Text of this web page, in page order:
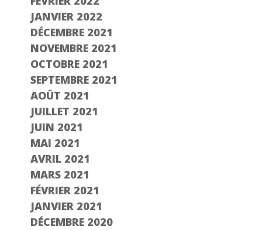
JANVIER 2022
DÉCEMBRE 2021
NOVEMBRE 2021
OCTOBRE 2021
SEPTEMBRE 2021
AOÛT 2021
JUILLET 2021
JUIN 2021
MAI 2021
AVRIL 2021
MARS 2021
FÉVRIER 2021
JANVIER 2021
DÉCEMBRE 2020